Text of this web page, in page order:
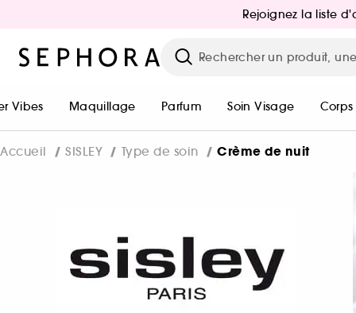
Rejoignez la liste
Vibes Maquillage Parfum Soin Visage Corps
Accueil SISLEY Type de soin Crème de nuit